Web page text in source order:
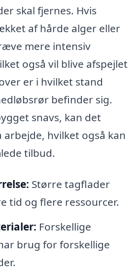
skal fjernes. Hvis
af hårde alger eller
mere intensiv
også vil blive afspejlet
er i hvilket stand
befinder sig.
snavs, kan det
hvilket også kan
tilbud.
Større tagflader
tid og flere ressourcer.
Forskellige
brug for forskellige